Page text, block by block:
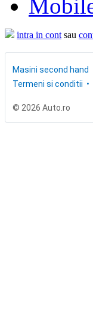
intra in cont sau
Masini second hand
Termeni si conditii
© 2026 Auto.ro